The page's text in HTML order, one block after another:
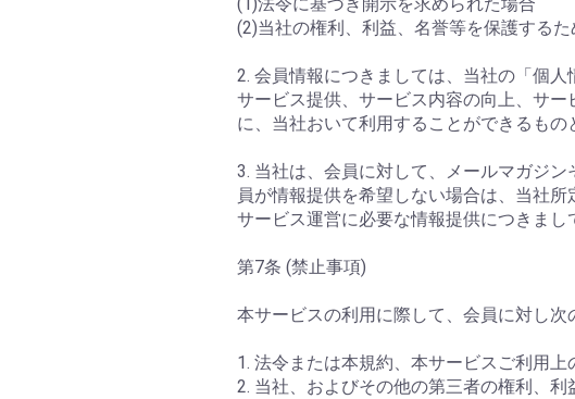
(2)当社の権利、利益、名誉等を保護する
2. 会員情報につきましては、当社の「個
サービス提供、サービス内容の向上、サ
に、当社おいて利用することができるもの
3. 当社は、会員に対して、メールマガジ
員が情報提供を希望しない場合は、当社
サービス運営に必要な情報提供につきまし
第7条 (禁止事項)
本サービスの利用に際して、会員に対し次
1. 法令または本規約、本サービスご利用
2. 当社、およびその他の第三者の権利、利